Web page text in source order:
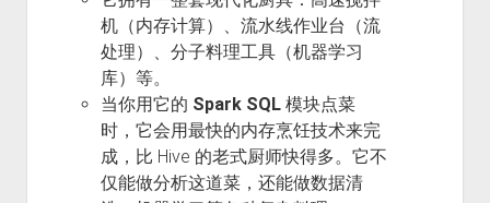
机（内存计算）、流水线作业台（流
处理）、分子料理工具（机器学习
库）等。
当你用它的 Spark SQL模块点菜
时，它会用最快的内存烹饪技术来完
成，比 Hive 的老式厨师快得多。它不
仅能做分析这道菜，还能做数据清